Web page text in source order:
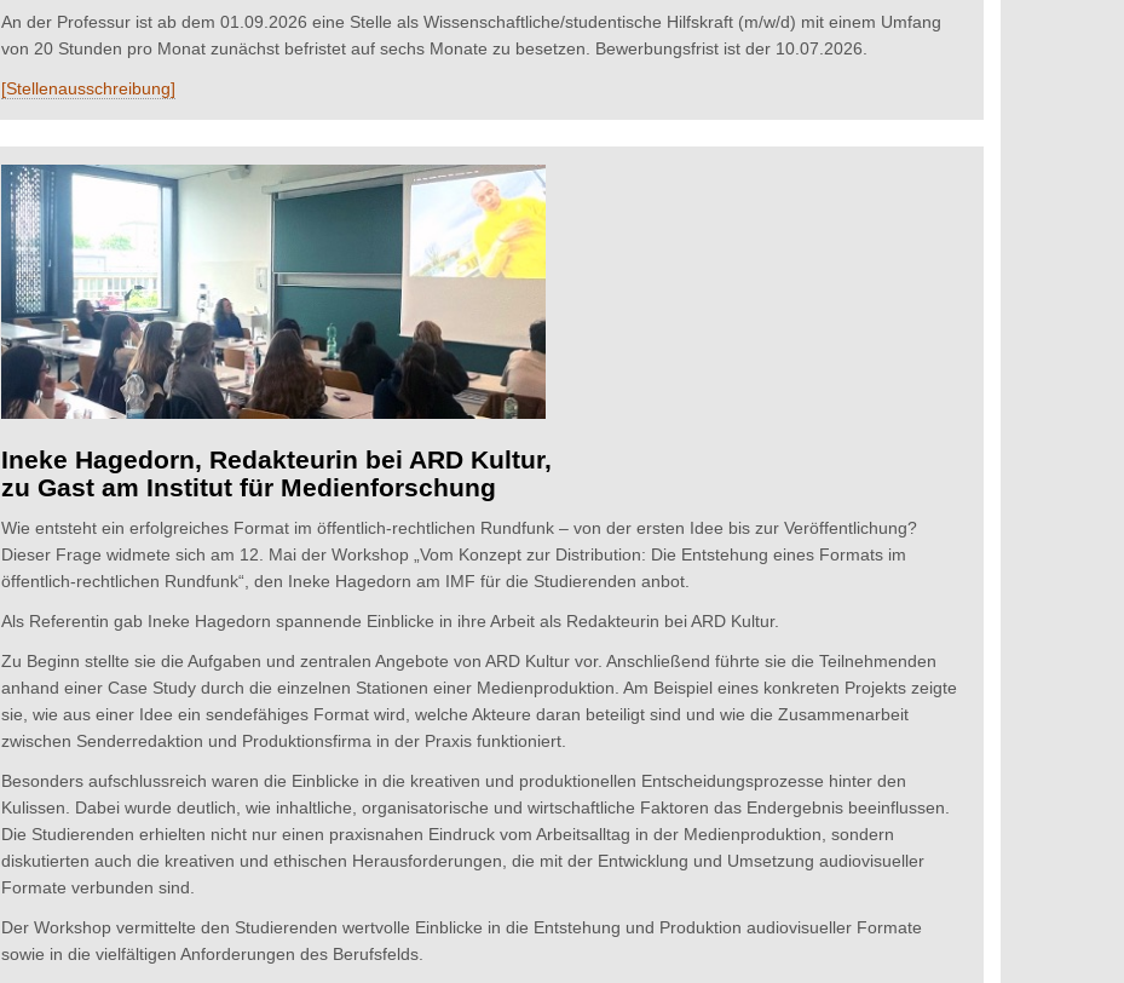
An der Professur ist ab dem 01.09.2026 eine Stelle als Wissenschaftliche/studentische Hilfskraft (m/w/d) mit einem Umfang
von 20 Stunden pro Monat zunächst befristet auf sechs Monate zu besetzen. Bewerbungsfrist ist der 10.07.2026.
[Stellenausschreibung]
Ineke Hagedorn, Redakteurin bei ARD Kultur,
zu Gast am Institut für Medienforschung
Wie entsteht ein erfolgreiches Format im öffentlich-rechtlichen Rundfunk – von der ersten Idee bis zur Veröffentlichung?
Dieser Frage widmete sich am 12. Mai der Workshop „Vom Konzept zur Distribution: Die Entstehung eines Formats im
öffentlich-rechtlichen Rundfunk“, den Ineke Hagedorn am IMF für die Studierenden anbot.
Als Referentin gab Ineke Hagedorn spannende Einblicke in ihre Arbeit als Redakteurin bei ARD Kultur.
Zu Beginn stellte sie die Aufgaben und zentralen Angebote von ARD Kultur vor. Anschließend führte sie die Teilnehmenden
anhand einer Case Study durch die einzelnen Stationen einer Medienproduktion. Am Beispiel eines konkreten Projekts zeigte
sie, wie aus einer Idee ein sendefähiges Format wird, welche Akteure daran beteiligt sind und wie die Zusammenarbeit
zwischen Senderredaktion und Produktionsfirma in der Praxis funktioniert.
Besonders aufschlussreich waren die Einblicke in die kreativen und produktionellen Entscheidungsprozesse hinter den
Kulissen. Dabei wurde deutlich, wie inhaltliche, organisatorische und wirtschaftliche Faktoren das Endergebnis beeinflussen.
Die Studierenden erhielten nicht nur einen praxisnahen Eindruck vom Arbeitsalltag in der Medienproduktion, sondern
diskutierten auch die kreativen und ethischen Herausforderungen, die mit der Entwicklung und Umsetzung audiovisueller
Formate verbunden sind.
Der Workshop vermittelte den Studierenden wertvolle Einblicke in die Entstehung und Produktion audiovisueller Formate
sowie in die vielfältigen Anforderungen des Berufsfelds.